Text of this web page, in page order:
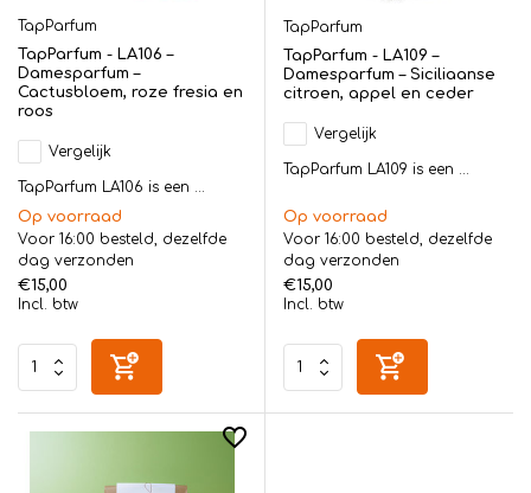
TapParfum
TapParfum - LA106 –
Damesparfum –
Cactusbloem, roze fresia en
roos
Vergelijk
TapParfum LA106 is een ...
Op voorraad
Voor 16:00 besteld, dezelfde
dag verzonden
€15,00
Incl. btw
TapParfum
TapParfum - LA109 –
Damesparfum – Siciliaanse
citroen, appel en ceder
Vergelijk
TapParfum LA109 is een ...
Op voorraad
Voor 16:00 besteld, dezelfde
dag verzonden
€15,00
Incl. btw